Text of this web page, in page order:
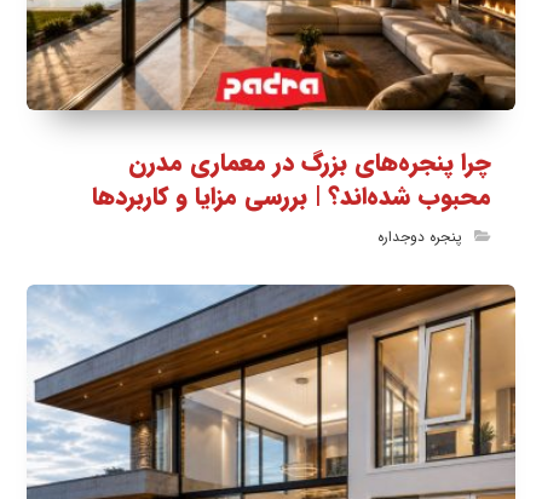
چرا پنجره‌های بزرگ در معماری مدرن
محبوب شده‌اند؟ | بررسی مزایا و کاربردها
پنجره دوجداره